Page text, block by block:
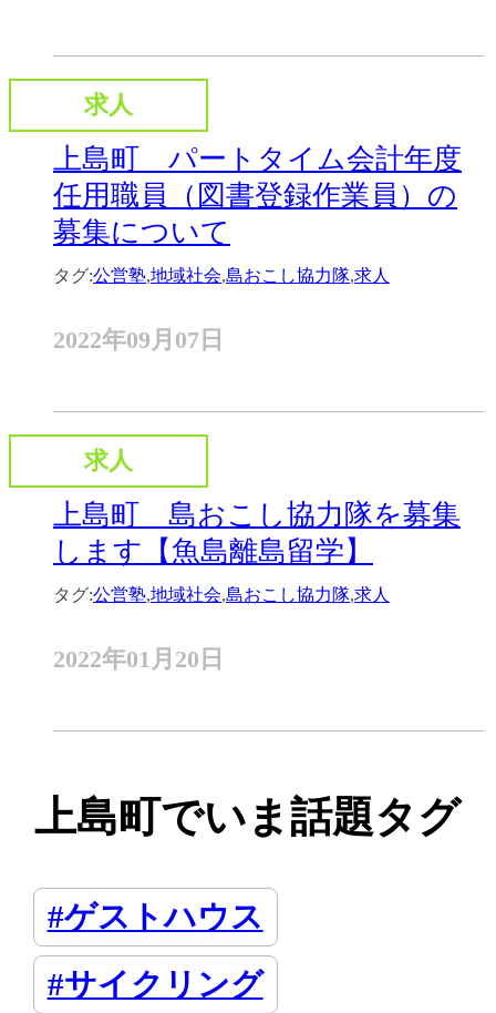
求人
上島町 パートタイム会計年度
任用職員（図書登録作業員）の
募集について
タグ:公営塾,地域社会,島おこし協力隊,求人
2022年09月07日
求人
上島町 島おこし協力隊を募集
します【魚島離島留学】
タグ:公営塾,地域社会,島おこし協力隊,求人
2022年01月20日
上島町でいま話題タグ
#ゲストハウス
#サイクリング